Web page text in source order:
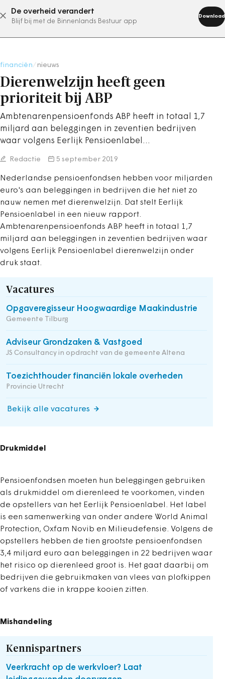
De overheid verandert
Blijf bij met de Binnenlands Bestuur app
Download
abonneer nu
financiën nieuws
Dierenwelzijn heeft geen
prioriteit bij ABP
Ambtenarenpensioenfonds ABP heeft in totaal 1,7
miljard aan beleggingen in zeventien bedrijven
waar volgens Eerlijk Pensioenlabel…
Redactie 5 september 2019
Nederlandse pensioenfondsen hebben voor miljarden
euro's aan beleggingen in bedrijven die het niet zo
nauw nemen met dierenwelzijn. Dat stelt Eerlijk
Pensioenlabel in een nieuw rapport.
Ambtenarenpensioenfonds ABP heeft in totaal 1,7
miljard aan beleggingen in zeventien bedrijven waar
volgens Eerlijk Pensioenlabel dierenwelzijn onder
druk staat.
Vacatures
Opgaveregisseur Hoogwaardige Maakindustrie
Gemeente Tilburg
Adviseur Grondzaken & Vastgoed
JS Consultancy in opdracht van de gemeente Altena
Toezichthouder financiën lokale overheden
Provincie Utrecht
Bekijk alle vacatures
Drukmiddel
Pensioenfondsen moeten hun beleggingen gebruiken
als drukmiddel om dierenleed te voorkomen, vinden
de opstellers van het Eerlijk Pensioenlabel. Het label
is een samenwerking van onder andere World Animal
Protection, Oxfam Novib en Milieudefensie. Volgens de
opstellers hebben de tien grootste pensioenfondsen
3,4 miljard euro aan beleggingen in 22 bedrijven waar
het risico op dierenleed groot is. Het gaat daarbij om
bedrijven die gebruikmaken van vlees van plofkippen
of varkens die in krappe kooien zitten.
Mishandeling
Kennispartners
Veerkracht op de werkvloer? Laat